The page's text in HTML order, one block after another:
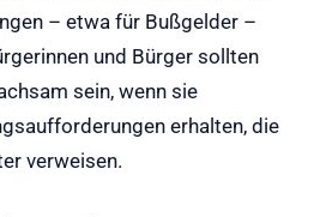
– etwa für Bußgelder –
und Bürger sollten
sein, wenn sie
erhalten, die
verweisen.